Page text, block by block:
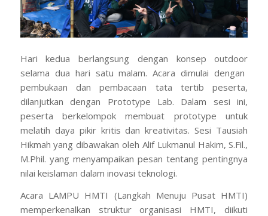
Hari kedua berlangsung dengan konsepoutdoor
selama dua hari satu malam. Acara dimulai dengan
pembukaan dan pembacaan tata tertib peserta,
dilanjutkan dengan Prototype Lab. Dalam sesi ini,
peserta berkelompok membuat prototype untuk
melatih daya pikir kritis dan kreativitas. Sesi Tausiah
Hikmah yang dibawakan oleh Alif Lukmanul Hakim, S.Fil.,
M.Phil. yang menyampaikan pesan tentang pentingnya
nilai keislaman dalam inovasi teknologi.
Acara LAMPU HMTI (Langkah Menuju Pusat HMTI)
memperkenalkan struktur organisasi HMTI, diikuti